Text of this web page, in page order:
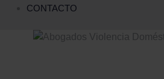
CONTACTO